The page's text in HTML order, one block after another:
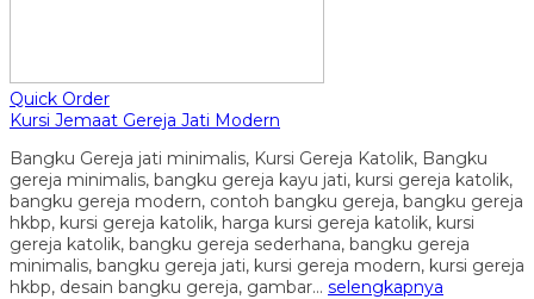
Quick Order
Kursi Jemaat Gereja Jati Modern
Bangku Gereja jati minimalis, Kursi Gereja Katolik, Bangku
gereja minimalis, bangku gereja kayu jati, kursi gereja katolik,
bangku gereja modern, contoh bangku gereja, bangku gereja
hkbp, kursi gereja katolik, harga kursi gereja katolik, kursi
gereja katolik, bangku gereja sederhana, bangku gereja
minimalis, bangku gereja jati, kursi gereja modern, kursi gereja
hkbp, desain bangku gereja, gambar… selengkapnya